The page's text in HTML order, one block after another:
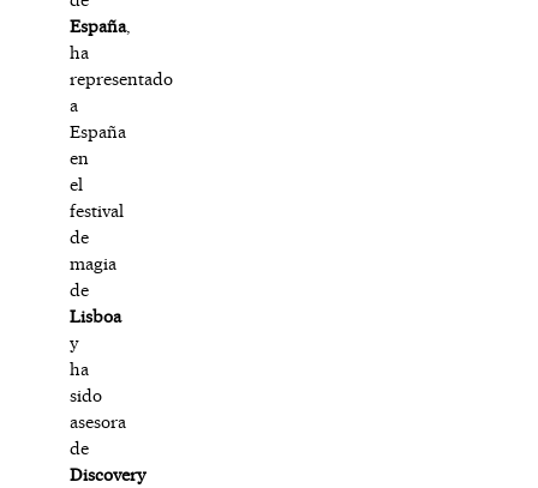
España,
ha
representado
a
España
en
el
festival
de
magia
de
Lisboa
y
ha
sido
asesora
de
Discovery